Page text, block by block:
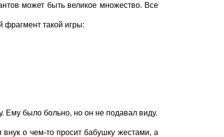
может быть великое множество. Все
фрагмент такой игры:
Ему было больно, но он не подавал виду.
о чем-то просит бабушку жестами, а